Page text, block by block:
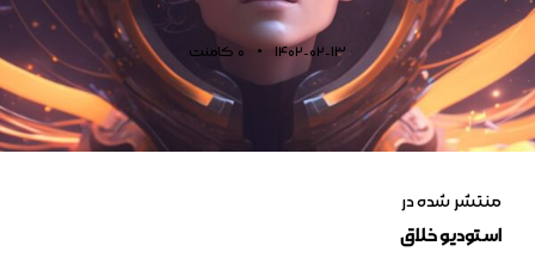
1402-02-13
0 کامنت
منتشر شده در
استودیو خلاق